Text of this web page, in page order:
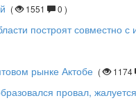
( 1551 0 )
построят совместно
рынке Актобе ( 1174
провал,